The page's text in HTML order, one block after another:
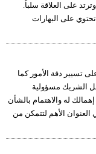
على العلاقة سلباً.
على البهارات
تسيير دفة الأمور كما
الشريك مسؤولية
له والاهتمام بالشأن
الأهم لتتمكن من